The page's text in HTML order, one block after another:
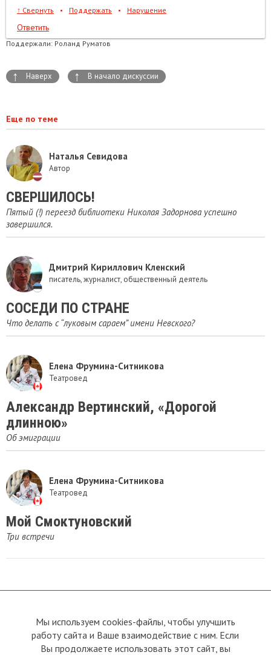
↑ Свернуть • Поддержать • Нарушение
Ответить
Поддержали: Роланд Руматов
↑ Наверх ↑ В начало дискуссии
Еще по теме
Наталья Севидова
Автор
СВЕРШИЛОСЬ!
Пятый (!) переезд библиотеки Николая Задорнова успешно
завершился.
Дмитрий Кириллович Кленский
писатель, журналист, общественный деятель
​СОСЕДИ ПО СТРАНЕ
Что делать с “луковым сараем” имени Невского?
Елена Фрумина-Ситникова
Театровед
Александр Вертинский, «Дорогой
длинною»
Об эмиграции
Елена Фрумина-Ситникова
Театровед
Мой Смоктуновский
Три встречи
О сайте
Условия пользования
Прямая связь с
Председателем
Прямая связь c членами клуба
Мы используем cookies-файлы, чтобы улучшить
работу сайта и Ваше взаимодействие с ним. Если
Вы продолжаете использовать этот сайт, вы